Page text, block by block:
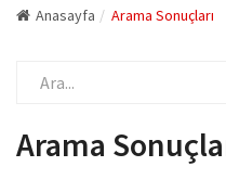
e
v
g
Anasayfa Arama Sonuçları
Arama